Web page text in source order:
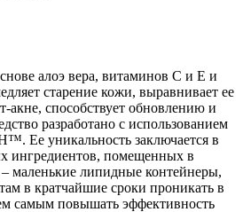
алоэ вера, витаминов С и Е и
старение кожи, выравнивает ее
акне, способствует обновлению и
разработано с использованием
Ее уникальность заключается в
ингредиентов, помещенных в
маленькие липидные контейнеры,
в кратчайшие сроки проникать в
самым повышать эффективность